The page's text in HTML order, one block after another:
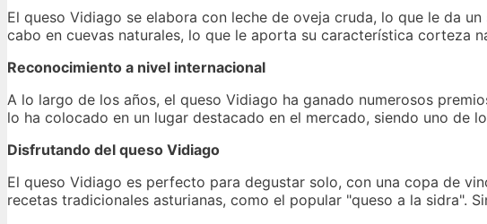
El queso Vidiago se elabora con leche de oveja cruda, lo que le da
cabo en cuevas naturales, lo que le aporta su característica corteza
Reconocimiento a nivel internacional
A lo largo de los años, el queso Vidiago ha ganado numerosos
lo ha colocado en un lugar destacado en el mercado, siendo uno de
Disfrutando del queso Vidiago
El queso Vidiago es perfecto para degustar solo, con una copa de
recetas tradicionales asturianas, como el popular "queso a la sidra".